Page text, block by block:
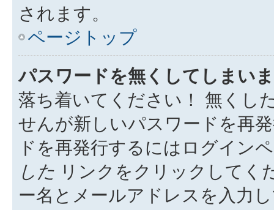
されます。
ページトップ
パスワードを無くしてしまい
落ち着いてください！ 無くし
せんが新しいパスワードを再
ドを再発行するにはログイン
した リンクをクリックしてく
ー名とメールアドレスを入力